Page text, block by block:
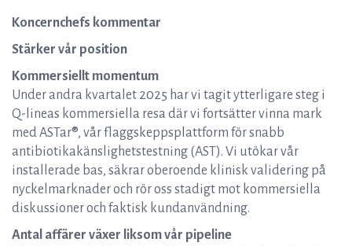
Koncernchefs kommentar
Stärker vår position
Kommersiellt momentum
Under andra kvartalet 2025 har vi tagit ytterligare steg i
Q-lineas kommersiella resa där vi fortsätter vinna mark
med ASTar®, vår flaggskeppsplattform för snabb
antibiotikakänslighetstestning (AST). Vi utökar vår
installerade bas, säkrar oberoende klinisk validering på
nyckelmarknader och rör oss stadigt mot kommersiella
diskussioner och faktisk kundanvändning.
Antal affärer växer liksom vår pipeline